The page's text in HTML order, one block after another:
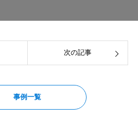
次の記事
事例一覧